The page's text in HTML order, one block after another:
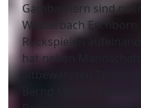
Gambachern sind
Westerbach Eschborn
Rückspielen
hat neben